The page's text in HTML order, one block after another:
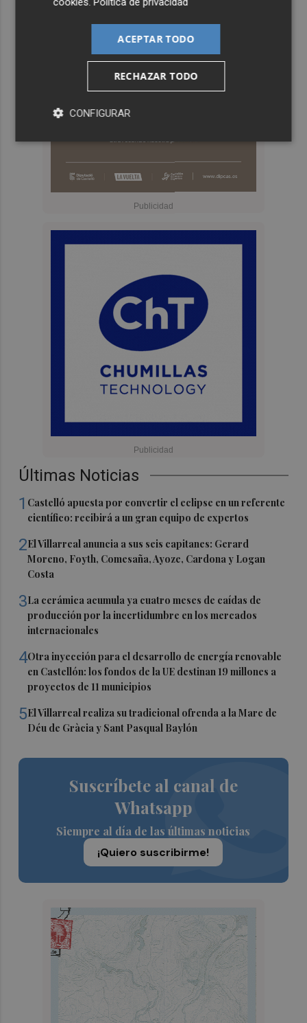
Últimas Noticias
1 Castelló apuesta por convertir el eclipse en un referente
científico: recibirá a un gran equipo de expertos
2El Villarreal anuncia a sus seis capitanes: Gerard
Moreno, Foyth, Comesaña, Ayoze, Cardona y Logan
Costa
3La cerámica acumula ya cuatro meses de caídas de
producción por la incertidumbre en los mercados
internacionales
4Otra inyección para el desarrollo de energía renovable
en Castellón: los fondos de la UE destinan 19 millones a
proyectos de 11 municipios
5El Villarreal realiza su tradicional ofrenda a la Mare de
Déu de Gràcia y Sant Pasqual Baylón
Suscríbete al canal de
Whatsapp
Siempre al día de las últimas noticias
¡Quiero suscribirme!
ACEPTAR TODO
RECHAZAR TODO
CONFIGURAR